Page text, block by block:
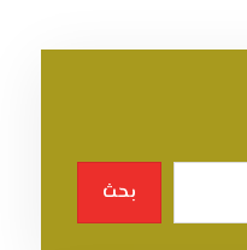
بحث